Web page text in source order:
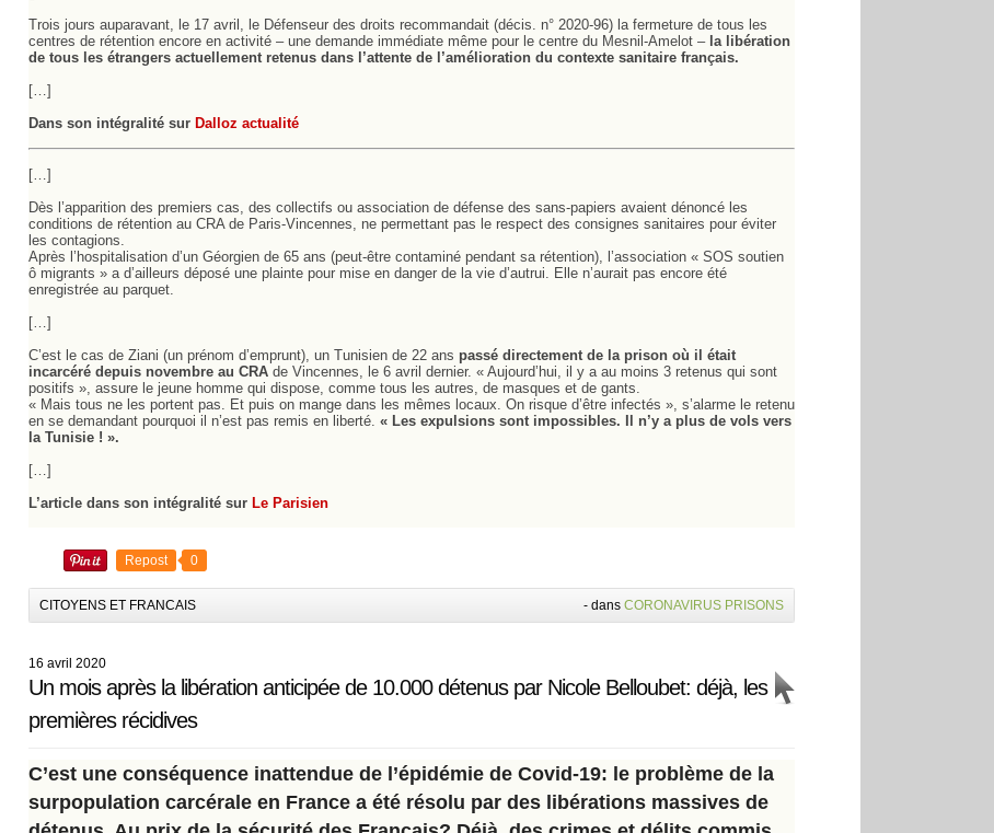
Trois jours auparavant, le 17 avril, le Défenseur des droits recommandait (décis. n° 2020-96) la fermeture de tous les
centres de rétention encore en activité – une demande immédiate même pour le centre du Mesnil-Amelot –la libération
de tous les étrangers actuellement retenus dans l’attente de l’amélioration du contexte sanitaire français.
[…]
Dans son intégralité sur Dalloz actualité
[…]
Dès l’apparition des premiers cas, des collectifs ou association de défense des sans-papiers avaient dénoncé les
conditions de rétention au CRA de Paris-Vincennes, ne permettant pas le respect des consignes sanitaires pour éviter
les contagions.
Après l’hospitalisation d’un Géorgien de 65 ans (peut-être contaminé pendant sa rétention), l’association « SOS soutien
ô migrants » a d’ailleurs déposé une plainte pour mise en danger de la vie d’autrui. Elle n’aurait pas encore été
enregistrée au parquet.
[…]
C’est le cas de Ziani (un prénom d’emprunt), un Tunisien de 22 ans passé directement de la prison où il était
incarcéré depuis novembre au CRA de Vincennes, le 6 avril dernier. « Aujourd’hui, il y a au moins 3 retenus qui sont
positifs », assure le jeune homme qui dispose, comme tous les autres, de masques et de gants.
« Mais tous ne les portent pas. Et puis on mange dans les mêmes locaux. On risque d’être infectés », s’alarme le retenu
en se demandant pourquoi il n’est pas remis en liberté. « Les expulsions sont impossibles. Il n’y a plus de vols vers
la Tunisie ! ».
[…]
L’article dans son intégralité sur Le Parisien
Repost 0
CITOYENS ET FRANCAIS - dans CORONAVIRUS PRISONS
16 avril 2020
Un mois après la libération anticipée de 10.000 détenus par Nicole Belloubet: déjà, les
premières récidives
C’est une conséquence inattendue de l’épidémie de Covid-19: le problème de la
surpopulation carcérale en France a été résolu par des libérations massives de